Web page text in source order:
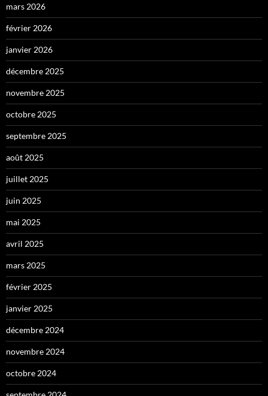
mars 2026
février 2026
janvier 2026
décembre 2025
novembre 2025
octobre 2025
septembre 2025
août 2025
juillet 2025
juin 2025
mai 2025
avril 2025
mars 2025
février 2025
janvier 2025
décembre 2024
novembre 2024
octobre 2024